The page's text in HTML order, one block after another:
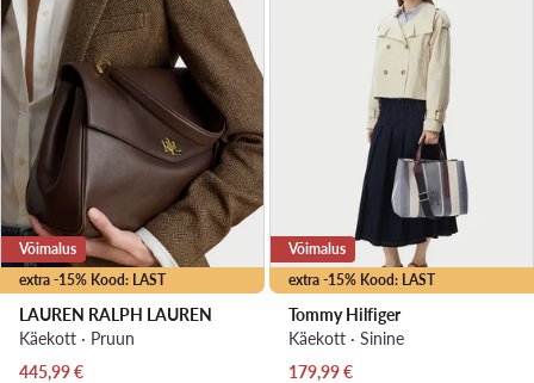
extra -15% Kood: LAST
Võimalus
LAUREN RALPH LAUREN
Käekott · Pruun
Praegune hind
445,99€
extra -15% Kood: LAST
Võimalus
Tommy Hilfiger
Käekott · Sinine
Praegune hind
179,99€